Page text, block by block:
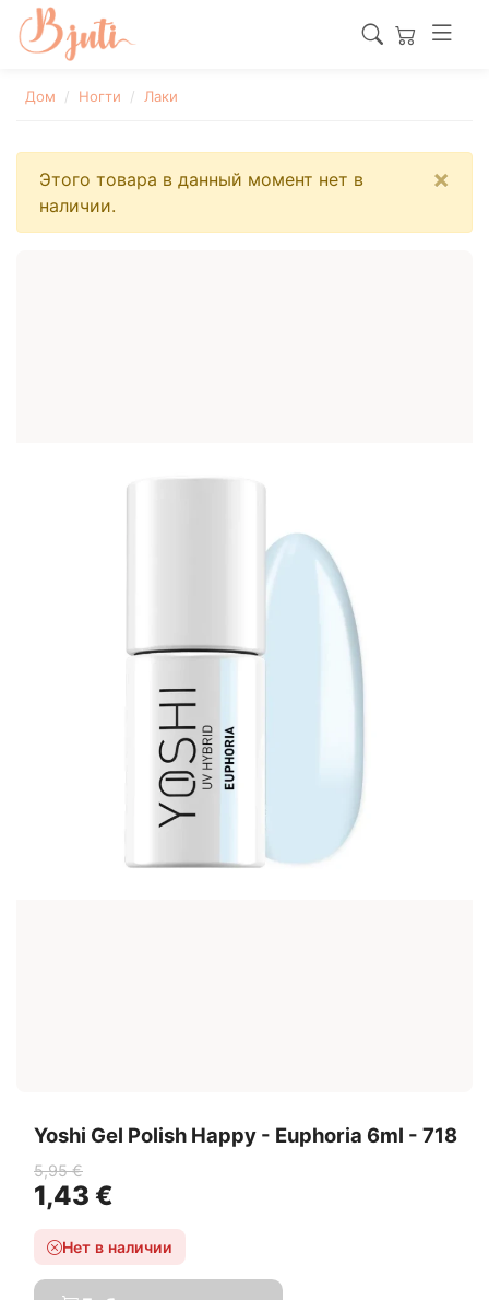
Дом Ногти Лаки
Этого товара в данный момент нет в
наличии.
×
Yoshi Gel Polish Happy - Euphoria 6ml - 718
5,95 €
1,43 €
Нет в наличии